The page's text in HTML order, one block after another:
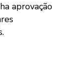
aprovação